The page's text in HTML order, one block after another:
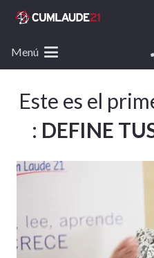
Menú
Este es el
: DEFINE